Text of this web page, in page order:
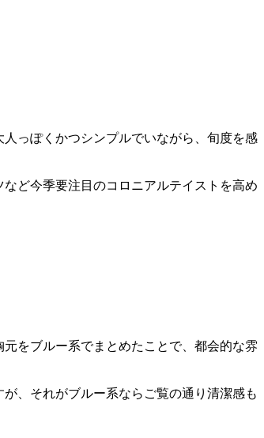
っぽくかつシンプルでいながら、旬度を感
ど今季要注目のコロニアルテイストを高め
をブルー系でまとめたことで、都会的な雰
、それがブルー系ならご覧の通り清潔感も